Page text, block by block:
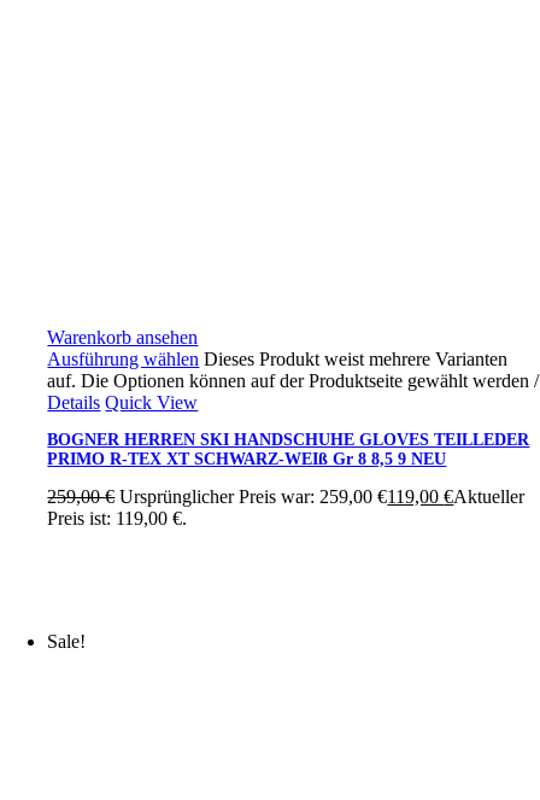
Warenkorb ansehen
Ausführung wählen Dieses Produkt weist mehrere Varianten
auf. Die Optionen können auf der Produktseite gewählt werden/
Details Quick View
BOGNER HERREN SKI HANDSCHUHE GLOVES TEILLEDER
PRIMO R-TEX XT SCHWARZ-WEIß Gr 8 8,5 9 NEU
259,00€ Ursprünglicher Preis war: 259,00 €119,00€Aktueller
Preis ist: 119,00 €.
Sale!